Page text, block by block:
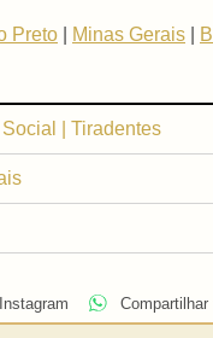
Preto Minas Gerais
| Tiradentes